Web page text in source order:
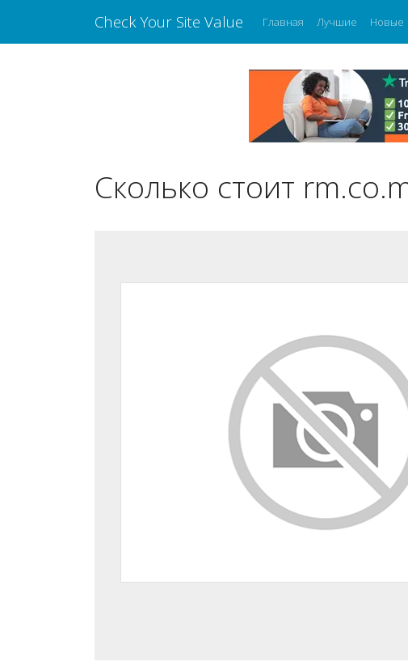
Check Your Site Value Главная Лучшие Новые
Сколько стоит